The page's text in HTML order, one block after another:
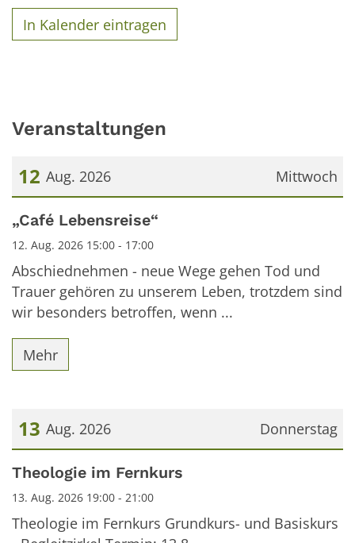
In Kalender eintragen
Veranstaltungen
Mittwoch
12 Aug. 2026
Datum: 12. August 2026
„Café Lebensreise“
12. Aug. 2026 15:00 - 17:00
Abschiednehmen - neue Wege gehen Tod und
Trauer gehören zu unserem Leben, trotzdem sind
wir besonders betroffen, wenn ...
Mehr
Donnerstag
13 Aug. 2026
Datum: 13. August 2026
Theologie im Fernkurs
13. Aug. 2026 19:00 - 21:00
Theologie im Fernkurs Grundkurs- und Basiskurs